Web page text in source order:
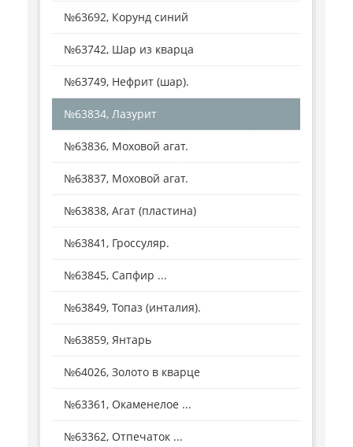
№63692, Корунд синий
№63742, Шар из кварца
№63749, Нефрит (шар).
№63834, Лазурит
№63836, Моховой агат.
№63837, Моховой агат.
№63838, Агат (пластина)
№63841, Гроссуляр.
№63845, Сапфир ...
№63849, Топаз (инталия).
№63859, Янтарь
№64026, Золото в кварце
№63361, Окаменелое ...
№63362, Отпечаток ...